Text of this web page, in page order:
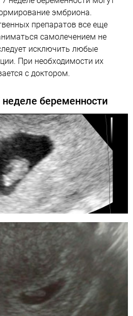
эмбриона.
препаратов все еще
самолечением не
исключить любые
При необходимости их
с доктором.
беременности